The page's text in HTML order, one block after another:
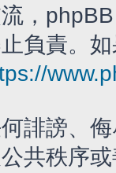
流，
負責。
誹謗、
共秩序